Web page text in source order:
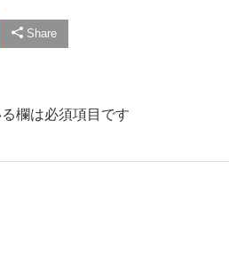
Share
欄は必須項目です